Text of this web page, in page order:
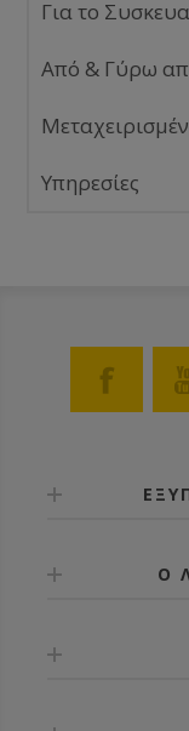
Για το
Από & Γύρω
Υπηρεσίες
Ο